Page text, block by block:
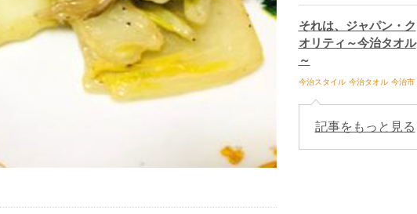
それは、ジャパン・ク
オリティ～今治タオル
～
今治スタイル 今治タオル 今治市
記事をもっと見る